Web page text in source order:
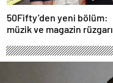
50Fifty’den yeni bölüm:
müzik ve magazin rüzgarı